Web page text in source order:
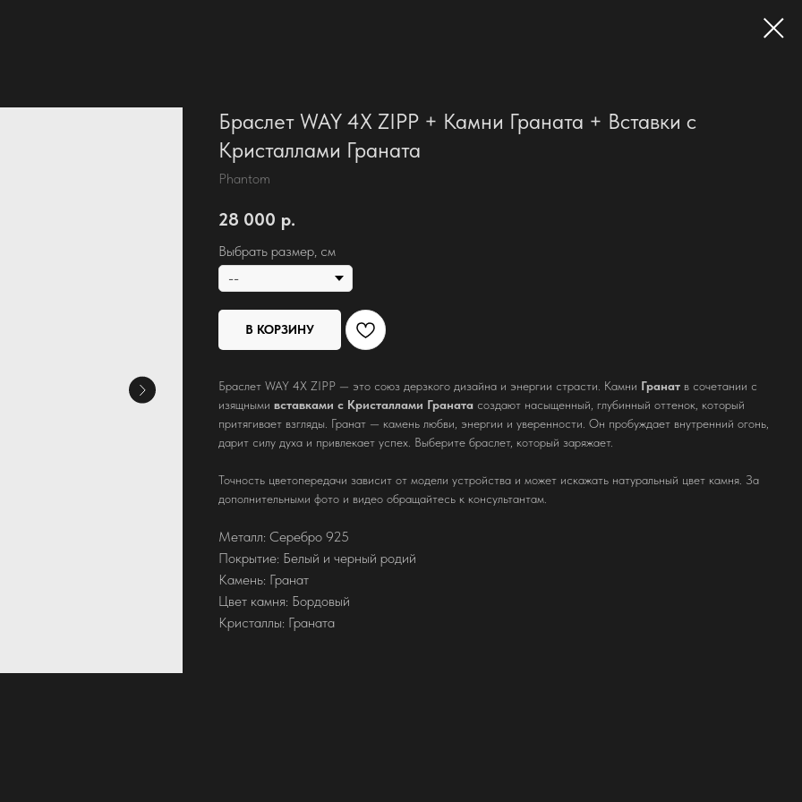
Браслет WAY 4X ZIPP + Камни Граната + Вставки с
Кристаллами Граната
Phantom
28 000 р.
Выбрать размер, см
В КОРЗИНУ
Браслет WAY 4X ZIPP — это союз дерзкого дизайна и энергии страсти. Камни Гранат в сочетании с
изящными вставками с Кристаллами Граната создают насыщенный, глубинный оттенок, который
притягивает взгляды. Гранат — камень любви, энергии и уверенности. Он пробуждает внутренний огонь,
дарит силу духа и привлекает успех. Выберите браслет, который заряжает.
Точность цветопередачи зависит от модели устройства и может искажать натуральный цвет камня. За
дополнительными фото и видео обращайтесь к консультантам.
Металл: Серебро 925
Покрытие: Белый и черный родий
Камень: Гранат
Цвет камня: Бордовый
Кристаллы: Граната